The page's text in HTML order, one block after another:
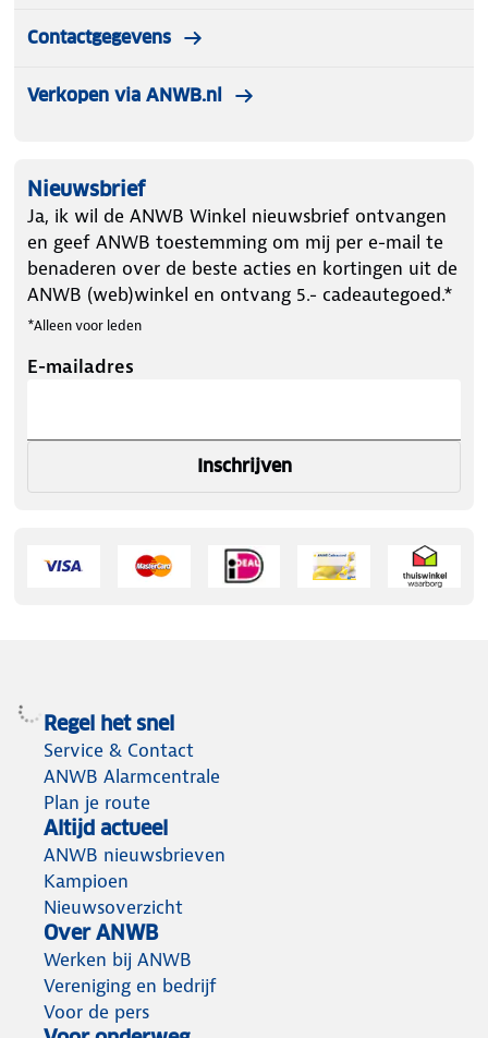
Contactgegevens
Verkopen via ANWB.nl
Nieuwsbrief
Ja, ik wil de ANWB Winkel nieuwsbrief ontvangen
en geef ANWB toestemming om mij per e-mail te
benaderen over de beste acties en kortingen uit de
ANWB (web)winkel en ontvang 5.- cadeautegoed.*
*Alleen voor leden
E-mailadres
Inschrijven
Regel het snel
Service & Contact
ANWB Alarmcentrale
Plan je route
Altijd actueel
ANWB nieuwsbrieven
Kampioen
Nieuwsoverzicht
Over ANWB
Werken bij ANWB
Vereniging en bedrijf
Voor de pers